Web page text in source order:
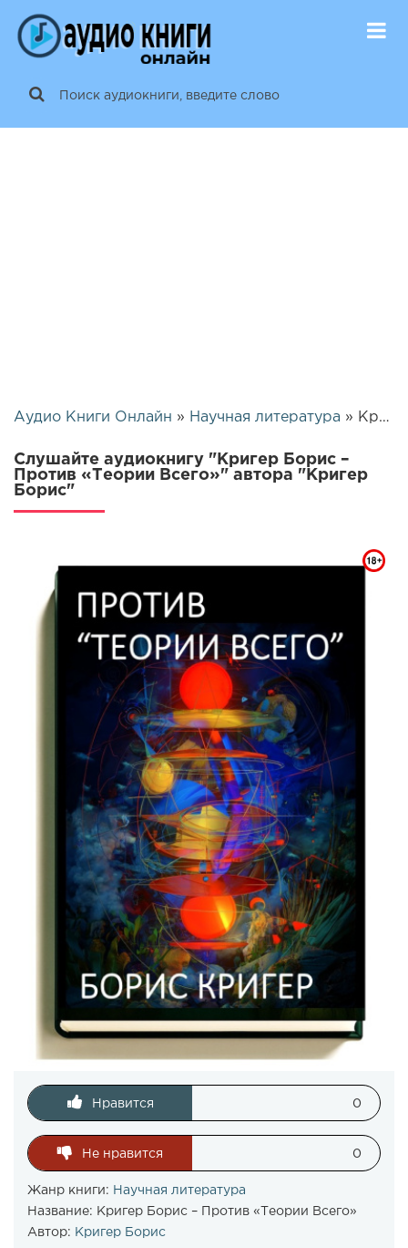
Аудио Книги Онлайн » Научная литература » Кригер Борис – Против «Теории Всего» | 25864
Слушайте аудиокнигу "Кригер Борис –
Против «Теории Всего»" автора "Кригер
Борис"
Нравится 0
Не нравится 0
Жанр книги: Научная литература
Название: Кригер Борис – Против «Теории Всего»
Автор: Кригер Борис